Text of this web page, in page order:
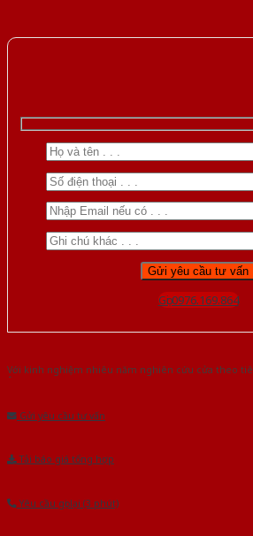
Gọi 0976.169.864
Với kinh nghiệm nhiêu năm nghiên cứu cửa theo
Gửi yêu cầu tư vấn
Tải báo giá tổng hợp
Yêu cầu gọi lại (3 phút)